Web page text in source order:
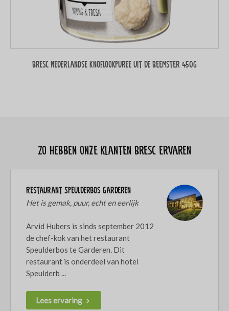
Bresc Nederlandse knoflookpuree uit de Beemster 450g
Zo hebben onze klanten Bresc ervaren
Restaurant Speulderbos Garderen
Het is gemak, puur, echt en eerlijk
Arvid Hubers is sinds september 2012
de chef-kok van het restaurant
Speulderbos te Garderen. Dit
restaurant is onderdeel van hotel
Speulderb ...
Lees ervaring